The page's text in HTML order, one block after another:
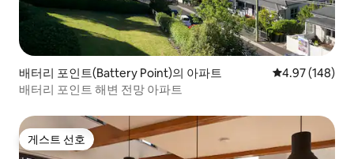
배터리 포인트(Battery Point)의 아파트 평점 4.97점(5
4.97 (148)
배터리 포인트 해변 전망 아파트
게스트 선호
게스트 선호